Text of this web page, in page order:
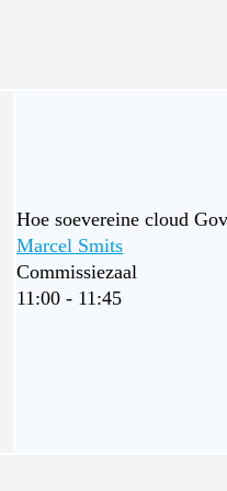
Hoe soevereine cloud
Marcel Smits
Commissiezaal
11:00 - 11:45